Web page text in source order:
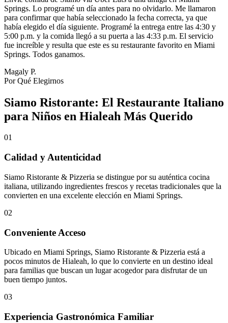
Springs. Lo programé un día antes para no olvidarlo. Me llamaron
para confirmar que había seleccionado la fecha correcta, ya que
había elegido el día siguiente. Programé la entrega entre las 4:30 y
5:00 p.m. y la comida llegó a su puerta a las 4:33 p.m. El servicio
fue increíble y resulta que este es su restaurante favorito en Miami
Springs. Todos ganamos.
Magaly P.
Por Qué Elegirnos
Siamo Ristorante: El Restaurante Italiano
para Niños en Hialeah Más Querido
01
Calidad y Autenticidad
Siamo Ristorante & Pizzeria se distingue por su auténtica cocina
italiana, utilizando ingredientes frescos y recetas tradicionales que la
convierten en una excelente elección en Miami Springs.
02
Conveniente Acceso
Ubicado en Miami Springs, Siamo Ristorante & Pizzeria está a
pocos minutos de Hialeah, lo que lo convierte en un destino ideal
para familias que buscan un lugar acogedor para disfrutar de un
buen tiempo juntos.
03
Experiencia Gastronómica Familiar